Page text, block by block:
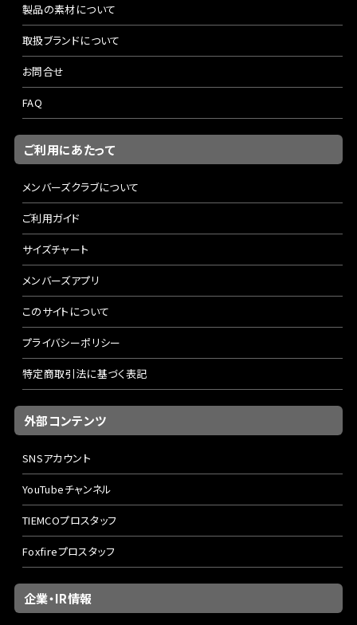
製品の素材について
取扱ブランドについて
お問合せ
FAQ
ご利用にあたって
メンバーズクラブについて
ご利用ガイド
サイズチャート
メンバーズアプリ
このサイトについて
プライバシーポリシー
特定商取引法に基づく表記
外部コンテンツ
SNSアカウント
YouTubeチャンネル
TIEMCOプロスタッフ
Foxfireプロスタッフ
企業・IR情報